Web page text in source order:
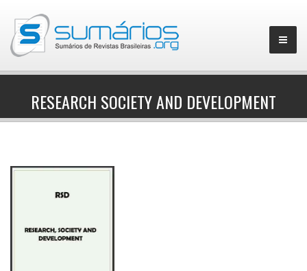
▼
RESEARCH SOCIETY AND DEVELOPMENT